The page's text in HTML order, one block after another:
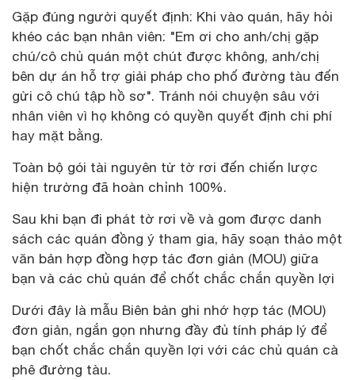
Gặp đúng người quyết định: Khi vào quán, hãy hỏi
khéo các bạn nhân viên: "Em ơi cho anh/chị gặp
chú/cô chủ quán một chút được không, anh/chị
bên dự án hỗ trợ giải pháp cho phố đường tàu đến
gửi cô chú tập hồ sơ". Tránh nói chuyện sâu với
nhân viên vì họ không có quyền quyết định chi phí
hay mặt bằng.
Toàn bộ gói tài nguyên từ tờ rơi đến chiến lược
hiện trường đã hoàn chỉnh 100%.
Sau khi bạn đi phát tờ rơi về và gom được danh
sách các quán đồng ý tham gia, hãy soạn thảo một
văn bản hợp đồng hợp tác đơn giản (MOU) giữa
bạn và các chủ quán để chốt chắc chắn quyền lợi
Dưới đây là mẫu Biên bản ghi nhớ hợp tác (MOU)
đơn giản, ngắn gọn nhưng đầy đủ tính pháp lý để
bạn chốt chắc chắn quyền lợi với các chủ quán cà
phê đường tàu.